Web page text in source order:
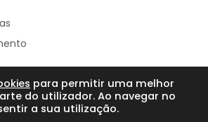
2025
para permitir uma melhor
do utilizador. Ao navegar no
a sua utilização.